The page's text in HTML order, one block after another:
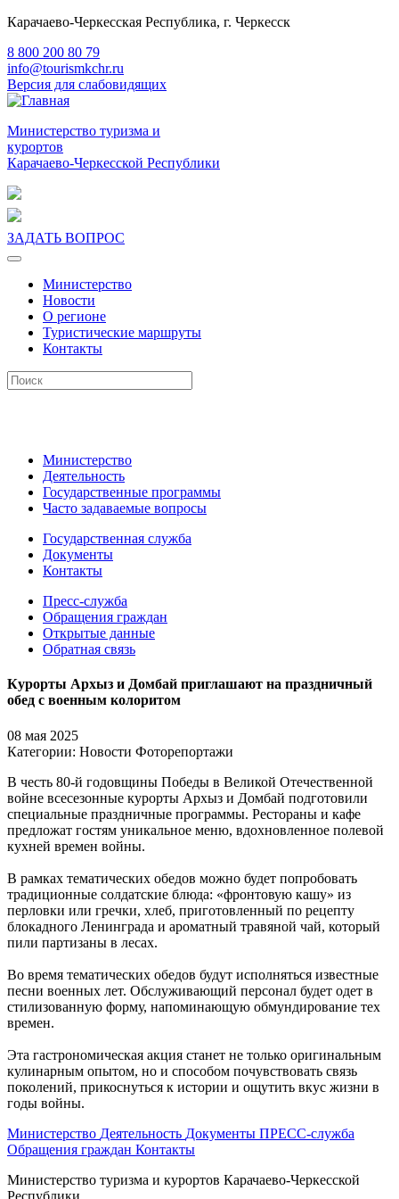
Карачаево-Черкесская Республика, г. Черкесск
8 800 200 80 79
info@tourismkchr.ru
Версия для слабовидящих
Министерство туризма и
курортов
Карачаево-Черкесской Республики
ЗАДАТЬ ВОПРОС
Министерство
Новости
О регионе
Туристические маршруты
Контакты
Министерство
Деятельность
Государственные программы
Часто задаваемые вопросы
Государственная служба
Документы
Контакты
Пресс-служба
Обращения граждан
Открытые данные
Обратная связь
Курорты Архыз и Домбай приглашают на праздничный
обед с военным колоритом
08 мая 2025
Категории: Новости Фоторепортажи
В честь 80-й годовщины Победы в Великой Отечественной
войне всесезонные курорты Архыз и Домбай подготовили
специальные праздничные программы. Рестораны и кафе
предложат гостям уникальное меню, вдохновленное полевой
кухней времен войны.
В рамках тематических обедов можно будет попробовать
традиционные солдатские блюда: «фронтовую кашу» из
перловки или гречки, хлеб, приготовленный по рецепту
блокадного Ленинграда и ароматный травяной чай, который
пили партизаны в лесах.
Во время тематических обедов будут исполняться известные
песни военных лет. Обслуживающий персонал будет одет в
стилизованную форму, напоминающую обмундирование тех
времен.
Эта гастрономическая акция станет не только оригинальным
кулинарным опытом, но и способом почувствовать связь
поколений, прикоснуться к истории и ощутить вкус жизни в
годы войны.
Министерство Деятельность Документы ПРЕСС-служба
Обращения граждан Контакты
Министерство туризма и курортов Карачаево-Черкесской
Республики